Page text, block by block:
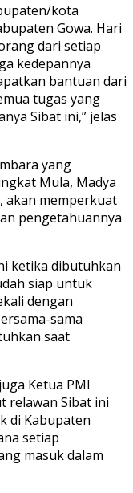
kota
Gowa. Hari
dari setiap
kedepannya
bantuan dari
tugas yang
Sibat ini,” jelas
yang
Mula, Madya
akan memperkuat
pengetahuannya
ketika dibutuhkan
siap untuk
dengan
sama
saat
Ketua PMI
relawan Sibat ini
di Kabupaten
setiap
masuk dalam